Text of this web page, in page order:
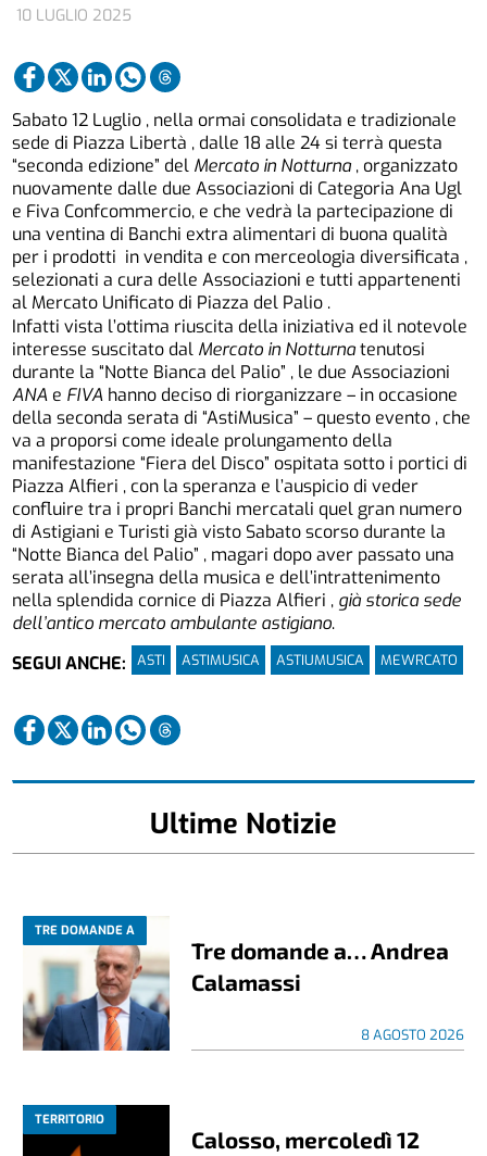
10 LUGLIO 2025
Sabato 12 Luglio , nella ormai consolidata e tradizionale
sede di Piazza Libertà , dalle 18 alle 24 si terrà questa
“seconda edizione” del Mercato in Notturna , organizzato
nuovamente dalle due Associazioni di Categoria Ana Ugl
e Fiva Confcommercio, e che vedrà la partecipazione di
una ventina di Banchi extra alimentari di buona qualità
per i prodotti in vendita e con merceologia diversificata ,
selezionati a cura delle Associazioni e tutti appartenenti
al Mercato Unificato di Piazza del Palio .
Infatti vista l’ottima riuscita della iniziativa ed il notevole
interesse suscitato dal Mercato in Notturnatenutosi
durante la “Notte Bianca del Palio” , le due Associazioni
ANA e FIVA hanno deciso di riorganizzare – in occasione
della seconda serata di “AstiMusica” – questo evento , che
va a proporsi come ideale prolungamento della
manifestazione “Fiera del Disco” ospitata sotto i portici di
Piazza Alfieri , con la speranza e l’auspicio di veder
confluire tra i propri Banchi mercatali quel gran numero
di Astigiani e Turisti già visto Sabato scorso durante la
“Notte Bianca del Palio” , magari dopo aver passato una
serata all’insegna della musica e dell’intrattenimento
nella splendida cornice di Piazza Alfieri , già storica sede
dell’antico mercato ambulante astigiano.
SEGUI ANCHE:
ASTI ASTIMUSICA ASTIUMUSICA MEWRCATO
Ultime Notizie
TRE DOMANDE A
Tre domande a… Andrea
Calamassi
8 AGOSTO 2026
TERRITORIO
Calosso, mercoledì 12